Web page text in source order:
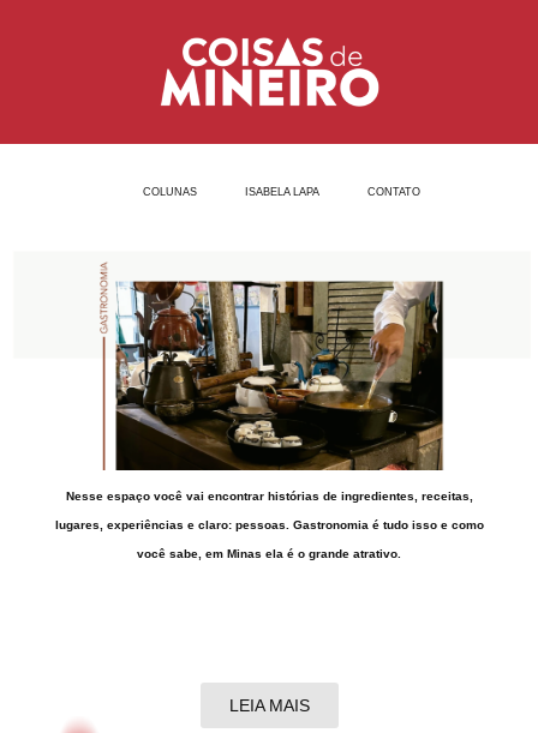
COLUNAS ISABELA LAPA CONTATO
LEIA MAIS
Nesse espaço você vai encontrar histórias de ingredientes, receitas,
lugares, experiências e claro: pessoas. Gastronomia é tudo isso e como
você sabe, em Minas ela é o grande atrativo.